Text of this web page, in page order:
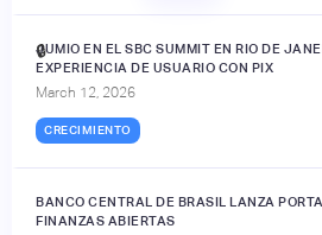
JUMIO EN EL SBC SUMMIT EN RIO DE
EXPERIENCIA DE USUARIO CON PIX
March 12, 2026
CRECIMIENTO
🔒
BANCO CENTRAL DE BRASIL LANZA
FINANZAS ABIERTAS